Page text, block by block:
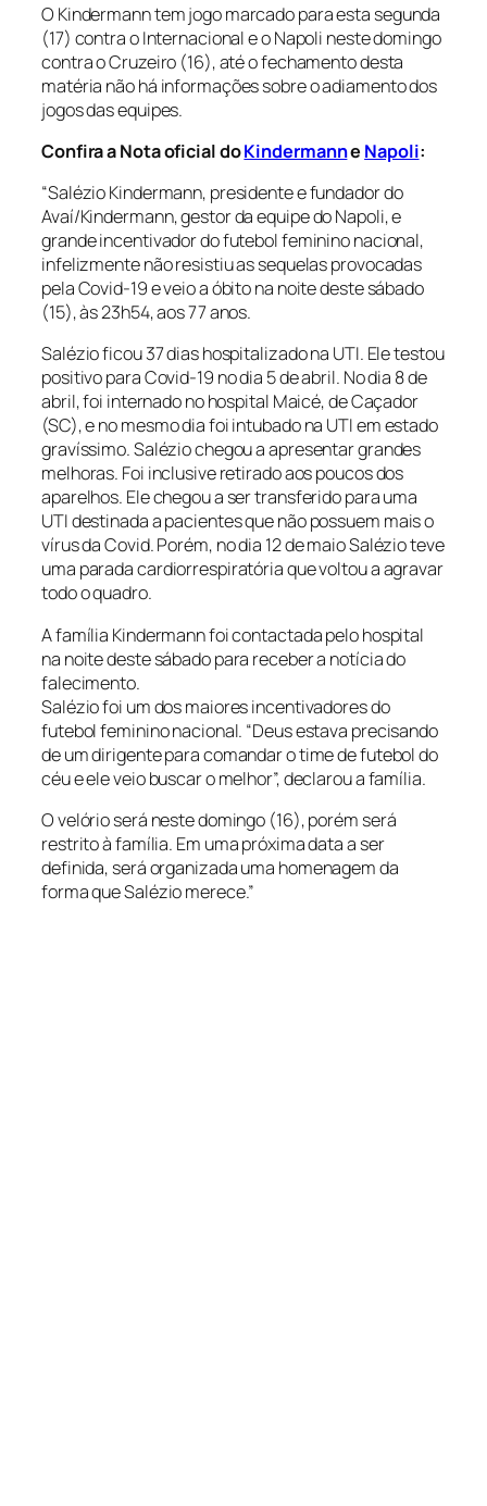
O Kindermann tem jogo marcado para esta segunda
(17) contra o Internacional e o Napoli neste domingo
contra o Cruzeiro (16), até o fechamento desta
matéria não há informações sobre o adiamento dos
jogos das equipes.
Confira a Nota oficial doKindermanne Napoli:
“Salézio Kindermann, presidente e fundador do
Avaí/Kindermann, gestor da equipe do Napoli, e
grande incentivador do futebol feminino nacional,
infelizmente não resistiu as sequelas provocadas
pela Covid-19 e veio a óbito na noite deste sábado
(15), às 23h54, aos 77 anos.
Salézio ficou 37 dias hospitalizado na UTI. Ele testou
positivo para Covid-19 no dia 5 de abril. No dia 8 de
abril, foi internado no hospital Maicé, de Caçador
(SC), e no mesmo dia foi intubado na UTI em estado
gravíssimo. Salézio chegou a apresentar grandes
melhoras. Foi inclusive retirado aos poucos dos
aparelhos. Ele chegou a ser transferido para uma
UTI destinada a pacientes que não possuem mais o
vírus da Covid. Porém, no dia 12 de maio Salézio teve
uma parada cardiorrespiratória que voltou a agravar
todo o quadro.
A família Kindermann foi contactada pelo hospital
na noite deste sábado para receber a notícia do
falecimento.
Salézio foi um dos maiores incentivadores do
futebol feminino nacional. “Deus estava precisando
de um dirigente para comandar o time de futebol do
céu e ele veio buscar o melhor”, declarou a família.
O velório será neste domingo (16), porém será
restrito à família. Em uma próxima data a ser
definida, será organizada uma homenagem da
forma que Salézio merece.”